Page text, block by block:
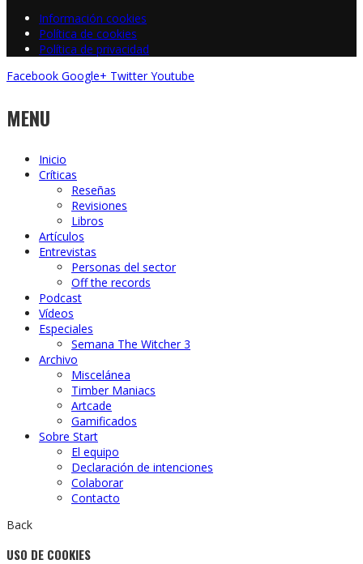
Información cookies
Política de cookies
Política de privacidad
Facebook Google+ Twitter Youtube
MENU
Inicio
Críticas
Reseñas
Revisiones
Libros
Artículos
Entrevistas
Personas del sector
Off the records
Podcast
Vídeos
Especiales
Semana The Witcher 3
Archivo
Miscelánea
Timber Maniacs
Artcade
Gamificados
Sobre Start
El equipo
Declaración de intenciones
Colaborar
Contacto
Back
USO DE COOKIES